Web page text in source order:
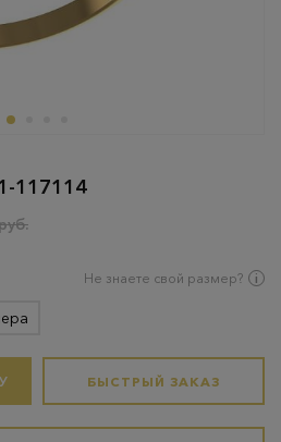
117114
Не знаете свой размер?
БЫСТРЫЙ ЗАКАЗ